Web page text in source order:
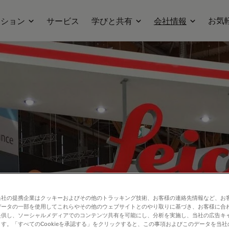
ョン サービス 学びと共有 会社情報 お気
の提携企業はクッキーおよびその他のトラッキング技術、お客様の連絡先情報など、お
タの一部を使用してこれらやその他のウェブサイトとのやり取りに基づき、お客様に合
し、ソーシャルメディアでのコンテンツ共有を可能にし、分析を実施し、当社の広告キ
。「すべてのCookieを承認する」をクリックすると、この事項およびこのデータを当